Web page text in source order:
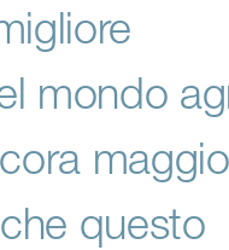
mondo
questo